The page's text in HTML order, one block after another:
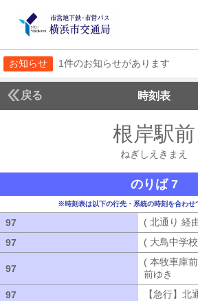
お知らせ 1件のお知らせがあります
戻る 時刻表
根岸駅前
ねぎしえきまえ
のりば 7
※時刻表は以下の行先・系統の時刻を合わせ
97 ( 北通り 経
97
( 大鳥中学
97
( 本牧車庫
前ゆき
97
【急行】北